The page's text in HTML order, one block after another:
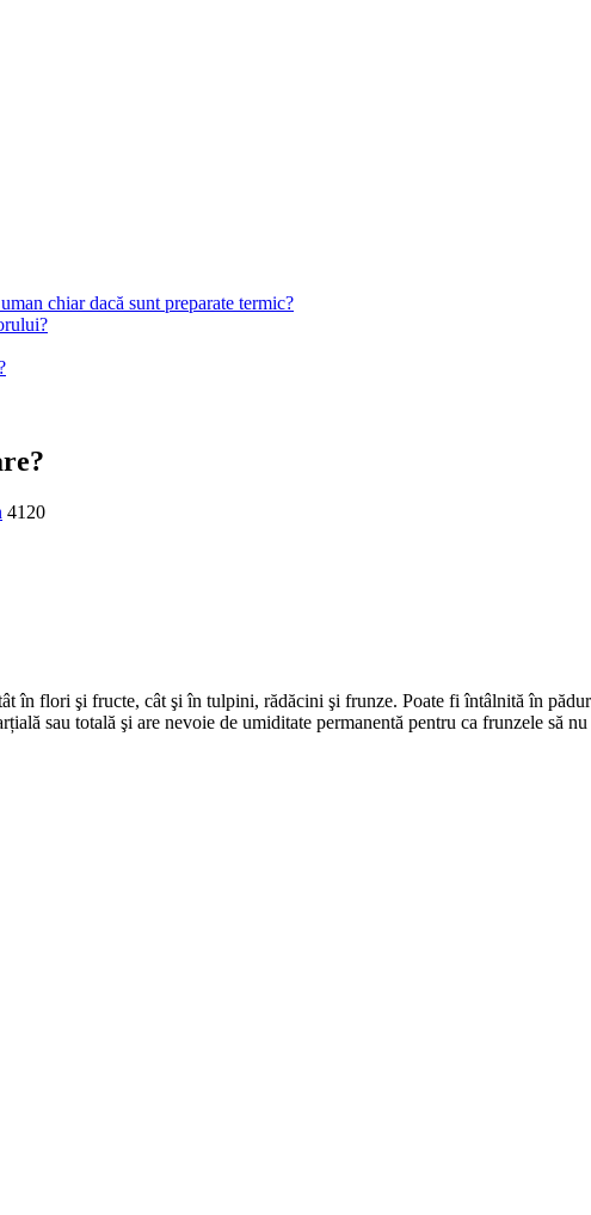
chiar dacă sunt preparate termic?
4120
în flori şi fructe, cât şi în tulpini, rădăcini şi frunze. Poate fi întâlnită în
sau totală şi are nevoie de umiditate permanentă pentru ca frunzele să nu